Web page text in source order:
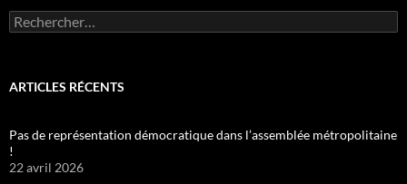
Rechercher :
ARTICLES RÉCENTS
Pas de représentation démocratique dans l’assemblée métropolitaine
!
22 avril 2026